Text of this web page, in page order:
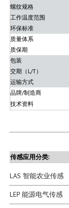
螺纹规格
工作温度范围
环保标准
质量体系
质保期
包装
交期（L/T）
运输方式
品牌/制造商
技术资料
传感应用分类:
LAS 智能农业传感
LEP 能源电气传感